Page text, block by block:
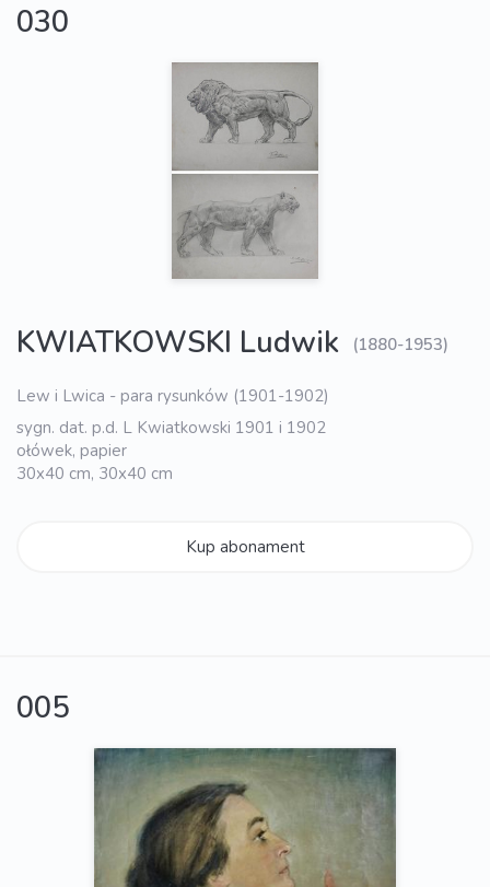
030
KWIATKOWSKI Ludwik (1880-1953)
Lew i Lwica - para rysunków (1901-1902)
sygn. dat. p.d. L Kwiatkowski 1901 i 1902
ołówek, papier
30x40 cm, 30x40 cm
Kup abonament
005